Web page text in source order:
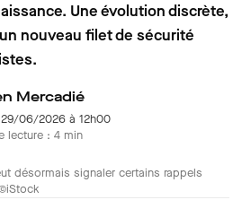
Une évolution discrète,
nouveau filet de sécurité
Mercadié
06/2026 à 12h00
lecture : 4 min
désormais signaler certains rappels